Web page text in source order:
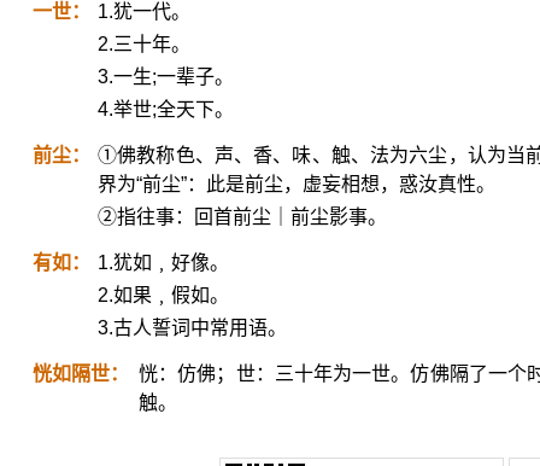
一世：
1.犹一代。
2.三十年。
3.一生;一辈子。
4.举世;全天下。
前尘：
①佛教称色、声、香、味、触、法为六尘，认为当
界为“前尘”：此是前尘，虚妄相想，惑汝真性。
②指往事：回首前尘｜前尘影事。
有如：
1.犹如﹐好像。
2.如果﹐假如。
3.古人誓词中常用语。
恍如隔世：
恍：仿佛；世：三十年为一世。仿佛隔了一个
触。